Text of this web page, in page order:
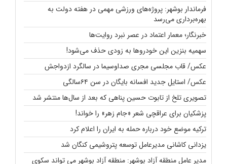
فرماندار بوشهر: پروژه‌های ورزشی مهمی در هفته دولت به
بهره‌برداری می‌رسد
خبرنگار؛ معمار اعتماد در عصر نبرد روایت‌ها
سهمیه بنزین این خودروها به زودی حذف می‌شود!
عکس/ قاب مجلسی مجری صداوسیما در سالگرد ازدواجش
عکس/ استایل جدید افسانه بایگان در سن ۶۴سالگی
تصویری تلخ از تابوت حسین پناهی که بعد از سال‌ها منتشر شد
پزشکیان برای عراقچی شعر «جام زهر» را خواند!
ترکیه موضع خود درباره حمله به ایران را اعلام کرد
یزدانی کاشانی مدیرعامل توسعه پتروشیمی کنگان شد
مدیر عامل منطقه آزاد بوشهر: منطقه آزاد بوشهر می تواند سکوی